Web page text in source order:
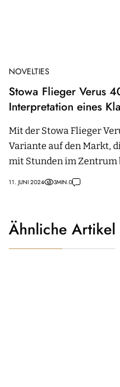
NOVELTIES
Stowa Flieger Verus
Interpretation eines
Mit der Stowa Flieger
Variante auf den Markt,
mit Stunden im Zentrum
11. JUNI 2024 3MIN.0
Ähnliche Artikel